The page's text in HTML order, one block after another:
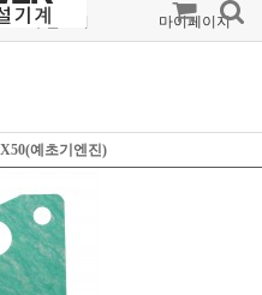
주문조회 마이페이지
예초기엔진)